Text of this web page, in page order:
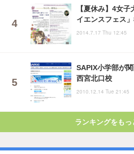
【夏休み】4女
イエンスフェス
2014.7.17 Thu 12:45
SAPIX小学部が
西宮北口校
2010.12.14 Tue 21:45
ランキングをもっ